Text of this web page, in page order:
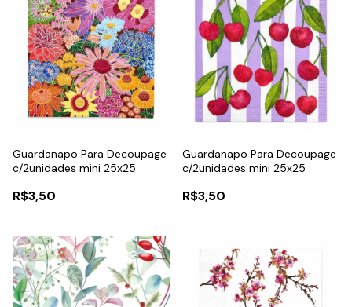
Guardanapo Para Decoupage
c/2unidades mini 25x25
R$3,50
Guardanapo Para Decoupage
c/2unidades mini 25x25
R$3,50